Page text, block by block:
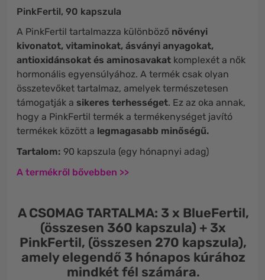
PinkFertil, 90 kapszula
A PinkFertil tartalmazza különböző növényi
kivonatot, vitaminokat, ásványi anyagokat,
antioxidánsokat és aminosavakat komplexét a nők
hormonális egyensúlyához. A termék csak olyan
összetevőket tartalmaz, amelyek természetesen
támogatják a sikeres terhességet. Ez az oka annak,
hogy a PinkFertil termék a termékenységet javító
termékek között a legmagasabb minőségű.
Tartalom: 90 kapszula (egy hónapnyi adag)
A termékről bővebben >>
A CSOMAG TARTALMA: 3 x BlueFertil,
(összesen 360 kapszula) + 3x
PinkFertil, (összesen 270 kapszula),
amely elegendő 3 hónapos kúrához
mindkét fél számára.